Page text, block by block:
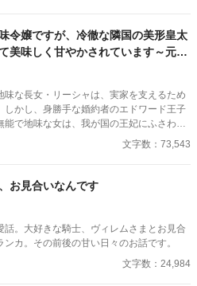
令嬢ですが、冷徹な隣国の美形皇太
美味しく甘やかされています～元婚
てください～
味な長女・リーシャは、実家を支えるため
しかし、身勝手な婚約者のエドワード王子
能で地味な女は、我が国の王妃にふさわし
を突きつけられる。妹に婚約者を奪われ、
ーシャ。絶望する彼女の手を取ったの
の大切な薔薇。これからは私の腕の中
なさい」アルベルトの宮殿に連れ帰られた
と甘い言葉で、身も心もとろけるほどに
、リーシャという「真の天才内政官」を失
またたく間に国政を行き詰まらせ、自滅
ストーリー＆すっきりざまぁファンタジ
文字数：73,543
お見合いなんです
話。大好きな騎士、ヴィレムさまとお見合
カ。その前後の甘い日々のお話です。
文字数：24,984